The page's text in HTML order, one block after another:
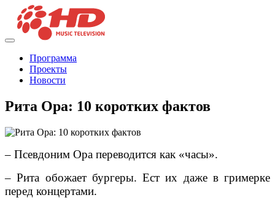
Программа
Проекты
Новости
Рита Ора: 10 коротких фактов
– Псевдоним Ора переводится как «часы».
– Рита обожает бургеры. Ест их даже в гримерке
перед концертами.